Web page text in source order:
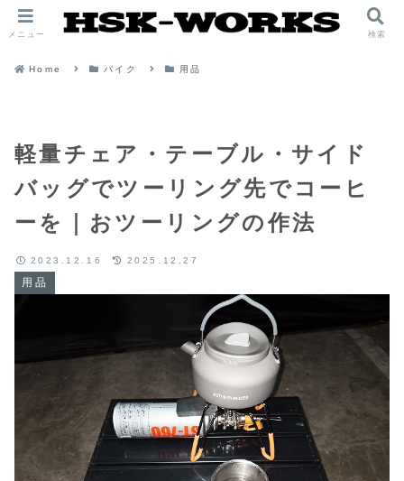
Home バイク 用品
軽量チェア・テーブル・サイド
バッグでツーリング先でコーヒ
ーを｜おツーリングの作法
用品
2023.12.16 2025.12.27
メニュー 検索